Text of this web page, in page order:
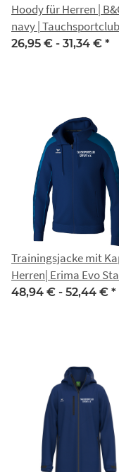
Hoody für Herren |
navy | Tauchsportclub
Erfurt e.V.
26,95 € - 31,34 € *
Trainingsjacke mit
Herren| Erima Evo
new navy/mykonos
48,94 € - 52,44 € *